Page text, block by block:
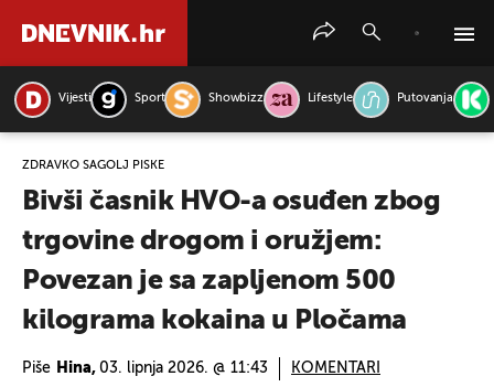
Vijesti Sport Showbizz Lifestyle Putovanja
ZDRAVKO ŠAGOLJ PISKE
Bivši časnik HVO-a osuđen zbog
trgovine drogom i oružjem:
Povezan je sa zapljenom 500
kilograma kokaina u Pločama
Piše Hina, 03. lipnja 2026. @ 11:43 KOMENTARI
PRETRAŽITE VIJESTI